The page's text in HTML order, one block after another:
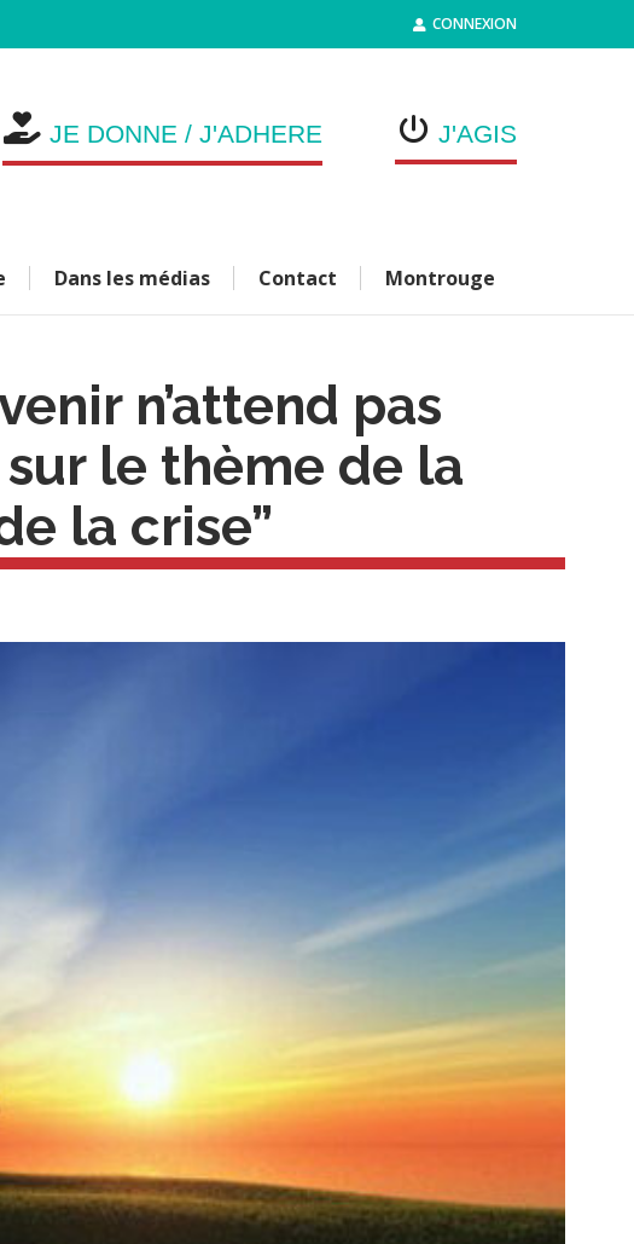
CONNEXION
JE DONNE / J'ADHERE J'AGIS
Dans les médias Contact Montrouge
n’attend pas
le thème de la
la crise”